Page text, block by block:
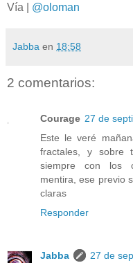
Vía | @oloman
Jabba en 18:58
2 comentarios:
Courage 27 de
Este le veré
fractales, y sobre
siempre con los
mentira, ese previo
claras
Responder
Jabba
27 de